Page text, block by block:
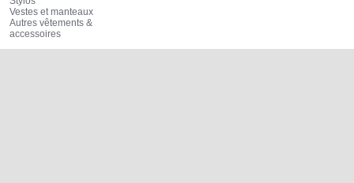
Vestes et manteaux
Autres vêtements &
accessoires